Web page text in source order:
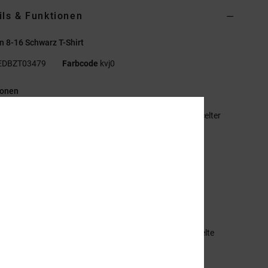
& Funktionen
8-16 Schwarz T-Shirt
Farbcode kvj0
75 % Baumwolle, 25 % recycelter
[Hauptstoff] 75 % Baumwolle, 25 % recycelte